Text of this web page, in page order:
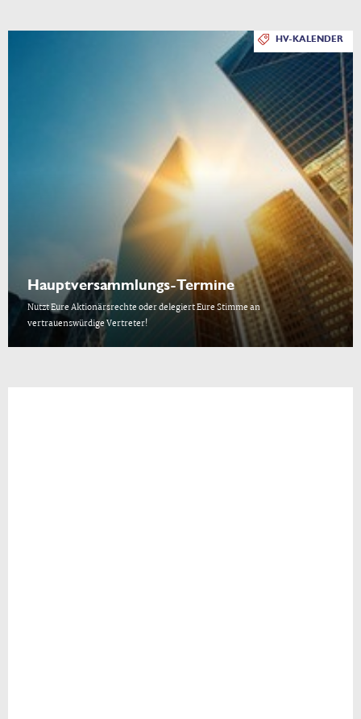
HV-KALENDER
Hauptversammlungs-Termine
Nutzt Eure Aktionärsrechte oder delegiert Eure Stimme an
vertrauenswürdige Vertreter!